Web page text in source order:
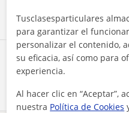
Comparte a este
Tusclasesparticulares
para garantizar el
personalizar el contenido,
su eficacia, así como para
experiencia.
Al hacer clic en “Aceptar”,
nuestra Política de Cookies